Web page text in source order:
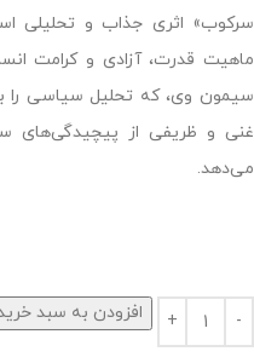
سرکوب» اثری جذاب و تحلیلی
ماهیت قدرت، آزادی و کرامت
سیمون وی، که تحلیل سیاسی را
غنی و ظریفی از پیچیدگی‌های
می‌دهد.
افزودن به سبد